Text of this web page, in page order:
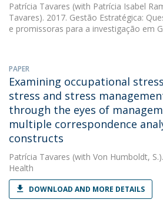
Patrícia Tavares (with Patrícia Isabel
Tavares). 2017. Gestão Estratégica:
e promissoras para a investigação em
PAPER
Examining occupational
stress and stress
through the eyes of
multiple correspondence
constructs
Patrícia Tavares (with Von Humboldt,
Health
DOWNLOAD AND MORE DETAILS